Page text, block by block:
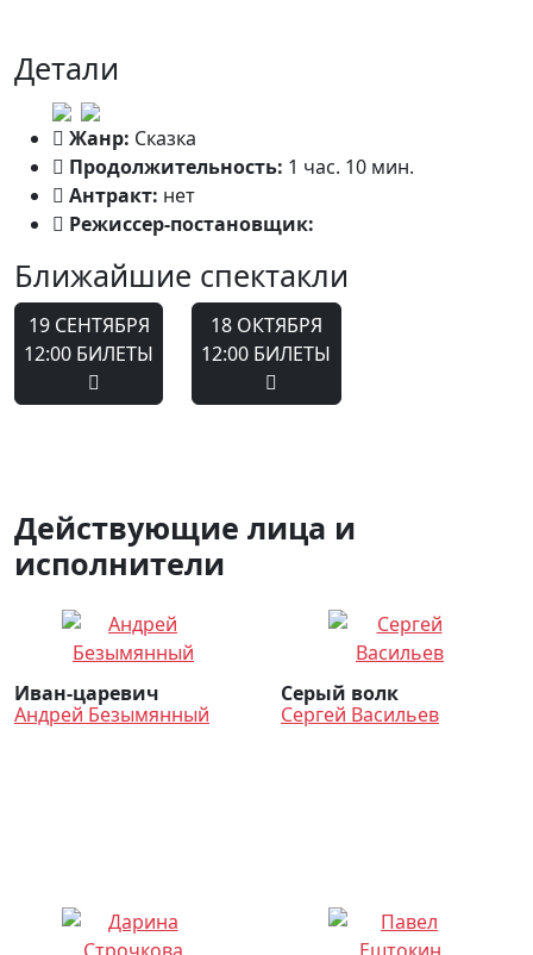
Детали
Жанр: Сказка
Продолжительность: 1 час. 10 мин.
Антракт: нет
Режиссер-постановщик:
Ближайшие спектакли
19 СЕНТЯБРЯ
12:00 БИЛЕТЫ
18 ОКТЯБРЯ
12:00 БИЛЕТЫ
Действующие лица и
исполнители
Иван-царевич
Андрей Безымянный
Серый волк
Сергей Васильев